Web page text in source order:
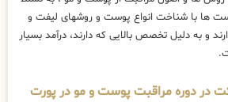
ها با شناخت انواع پوست و روشهای لیفت و
و به دلیل تخصص بالایی که دارند، درآمد بسیار
در دوره مراقبت پوست و مو در پورت